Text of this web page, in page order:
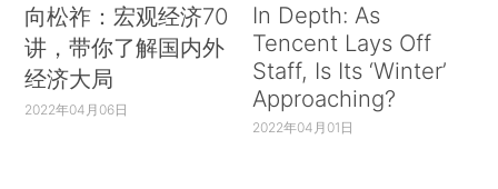
向松祚：宏观经济70
讲，带你了解国内外
经济大局
2022年04月06日
In Depth: As
Tencent Lays Off
Staff, Is Its ‘Winter’
Approaching?
2022年04月01日